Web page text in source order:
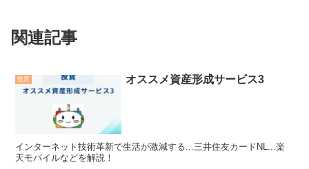
関連記事
投資 オススメ資産形成サービス3
インターネット技術革新で生活が激減する...三井住友カードNL...楽
天モバイルなどを解説！